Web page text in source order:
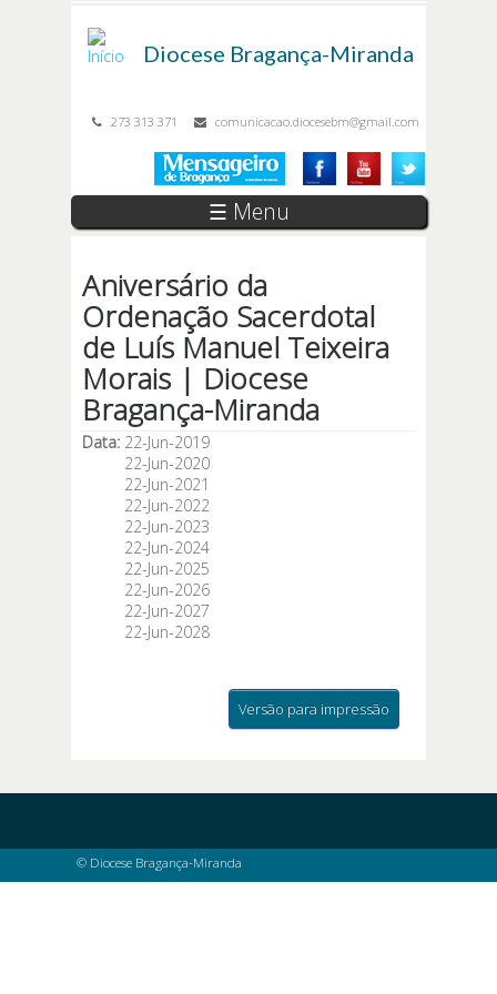
Diocese Bragança-Miranda
273 313 371 comunicacao.diocesebm@gmail.com
☰ Menu
Aniversário da
Ordenação Sacerdotal
de Luís Manuel Teixeira
Morais | Diocese
Bragança-Miranda
Data: 22-Jun-2019
22-Jun-2020
22-Jun-2021
22-Jun-2022
22-Jun-2023
22-Jun-2024
22-Jun-2025
22-Jun-2026
22-Jun-2027
22-Jun-2028
Versão para impressão
© Diocese Bragança-Miranda